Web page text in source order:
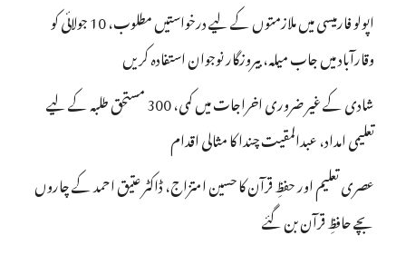
اپولو فارمیسی میں ملازمتوں کے لیے درخواستیں مطلوب، 10 جولائی کو
وقارآباد میں جاب میلہ، بیروزگار نوجوان استفادہ کریں
شادی کے غیر ضروری اخراجات میں کمی، 300 مستحق طلبہ کے لیے
تعلیمی امداد، عبدالمقیت چندا کا مثالی اقدام
عصری تعلیم اور حفظِ قرآن کا حسین امتزاج، ڈاکٹر عتیق احمد کے چاروں
بچے حافظِ قرآن بن گئے